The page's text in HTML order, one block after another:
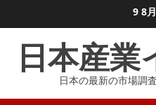
ン
9 8
日本産業
日本の最新の市場調